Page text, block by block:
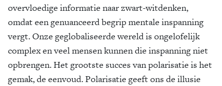
overvloedige informatie naar zwart-witdenken,
omdat een genuanceerd begrip mentale inspanning
vergt. Onze geglobaliseerde wereld is ongelofelijk
complex en veel mensen kunnen die inspanning niet
opbrengen. Het grootste succes van polarisatie is het
gemak, de eenvoud. Polarisatie geeft ons de illusie